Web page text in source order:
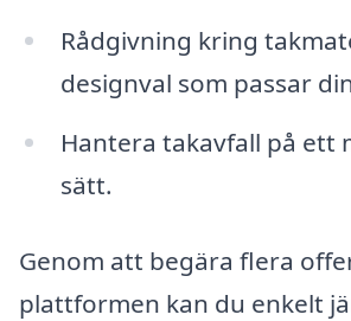
Rådgivning kring
designval som passar
Hantera takavfall på ett
sätt.
Genom att begära flera
plattformen kan du enkelt